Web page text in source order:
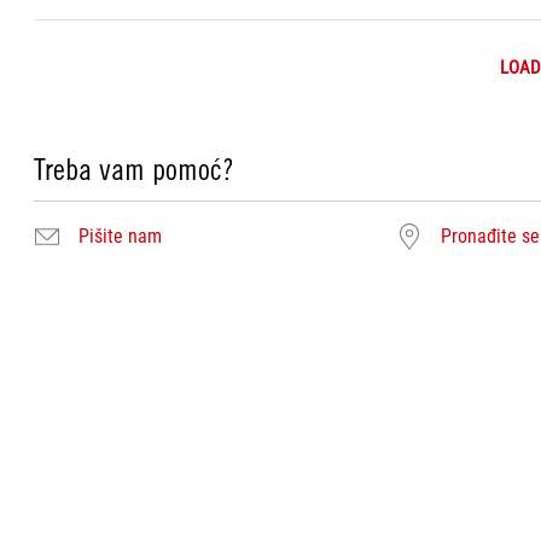
Treba vam pomoć?
Pišite nam Pronađite